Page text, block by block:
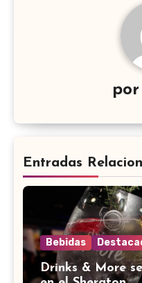
por
Entradas
Bebidas
Drinks & More